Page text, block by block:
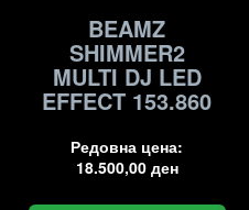
BEAMZ
SHIMMER2
MULTI DJ LED
EFFECT 153.860
Редовна цена:
18.500,00 ден